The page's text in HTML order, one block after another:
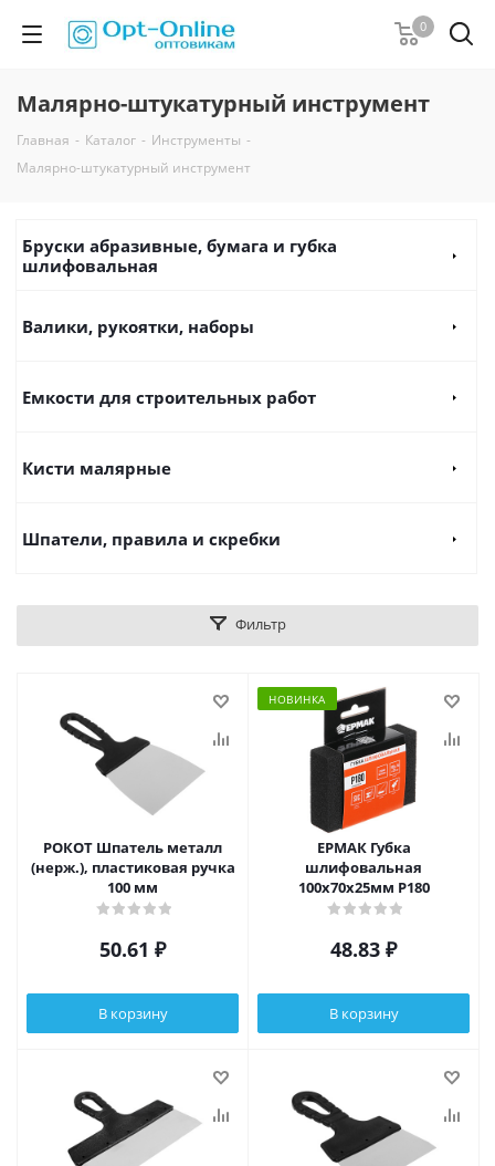
0
Малярно-штукатурный инструмент
Главная - Каталог - Инструменты -
Малярно-штукатурный инструмент
Бруски абразивные, бумага и губка
шлифовальная
Валики, рукоятки, наборы
Емкости для строительных работ
Кисти малярные
Шпатели, правила и скребки
Фильтр
РОКОТ Шпатель металл
(нерж.), пластиковая ручка
100 мм
50.61 ₽
В корзину
НОВИНКА
ЕРМАК Губка
шлифовальная
100х70х25мм Р180
48.83 ₽
В корзину